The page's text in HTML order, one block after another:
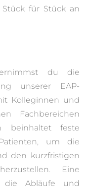
für Stück an
du die
unserer EAP-
Kolleginnen und
Fachbereichen
beinhaltet feste
um die
den kurzfristigen
Eine
die Abläufe und